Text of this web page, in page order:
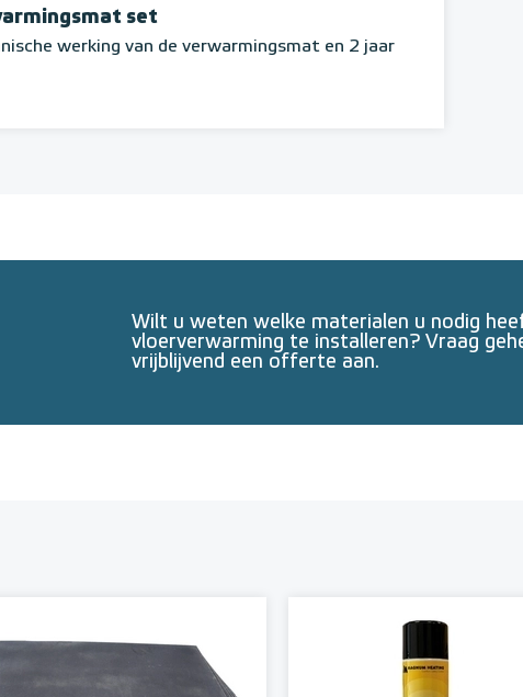
set
werking van de verwarmingsmat en 2 jaar
Wilt u weten welke materialen u nodig
vloerverwarming te installeren? Vraag
vrijblijvend een offerte aan.